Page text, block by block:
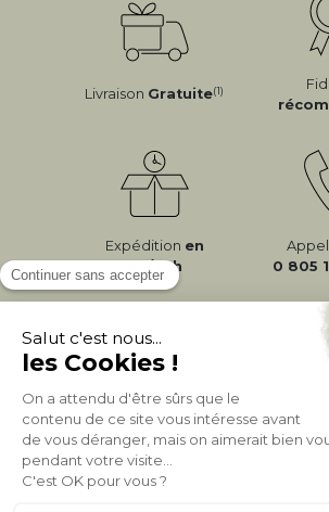
Livraison Gratuite(1)
Expédition en
24/72h
0 805
À PROPOS DE MILIBOO
AIDE & CONTACT